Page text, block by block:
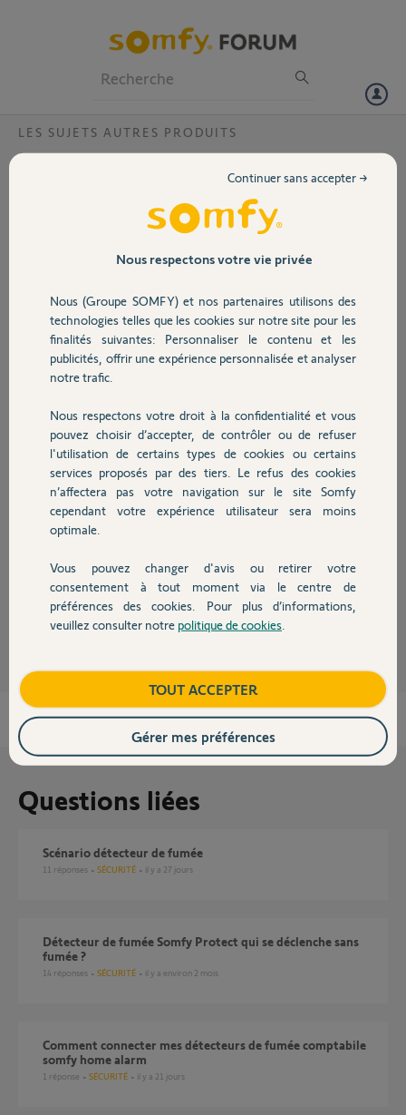
Volet
Sécurité
Domotique
Chauffage
Autres produits
Devis avec un pro
Contact
LES SUJETS AUTRES PRODUITS
Détecteur de fumée IO SOMFY
Aprés 3 ans sans un soucis, semaine dernière ma Tahoma m'indique
ne plus avoir accès à mon détecteur de fumée somfy.
Je l'ai donc supprimé et impossible de le reconnecter. J'ai tenté de
faire un reset en restant appuyer sur TEST pendant les 6 bips mais
Avez vous une solution?
Merci,
Bastien
Participer au fil de discussion
Réponses
Avant de faire le Reset vous avez changé la pile ?
JACKY M. il y a presque 2 ans
Questions liées
scénario détecteur de fumée
11 réponses SÉCURITÉ il y a 27 jours
Détecteur de fumée Somfy Protect qui se déclenche sans
fumée ?
14 réponses SÉCURITÉ il y a environ 2 mois
comment connecter mes détecteurs de fumée comptabile
somfy home alarm
1 réponse SÉCURITÉ il y a 21 jours
Nous respectons votre vie privée
Nous (Groupe SOMFY) et nos partenaires utilisons des
technologies telles que les cookies sur notre site pour les
finalités suivantes: Personnaliser le contenu et les
publicités, offrir une expérience personnalisée et analyser
notre trafic.
Nous respectons votre droit à la confidentialité et vous
pouvez choisir d’accepter, de contrôler ou de refuser
l'utilisation de certains types de cookies ou certains
services proposés par des tiers. Le refus des cookies
n’affectera pas votre navigation sur le site Somfy
cependant votre expérience utilisateur sera moins
optimale.
Vous pouvez changer d'avis ou retirer votre
consentement à tout moment via le centre de
préférences des cookies. Pour plus d’informations,
veuillez consulter notre politique de cookies
Continuer sans accepter →
TOUT ACCEPTER
Gérer mes préférences